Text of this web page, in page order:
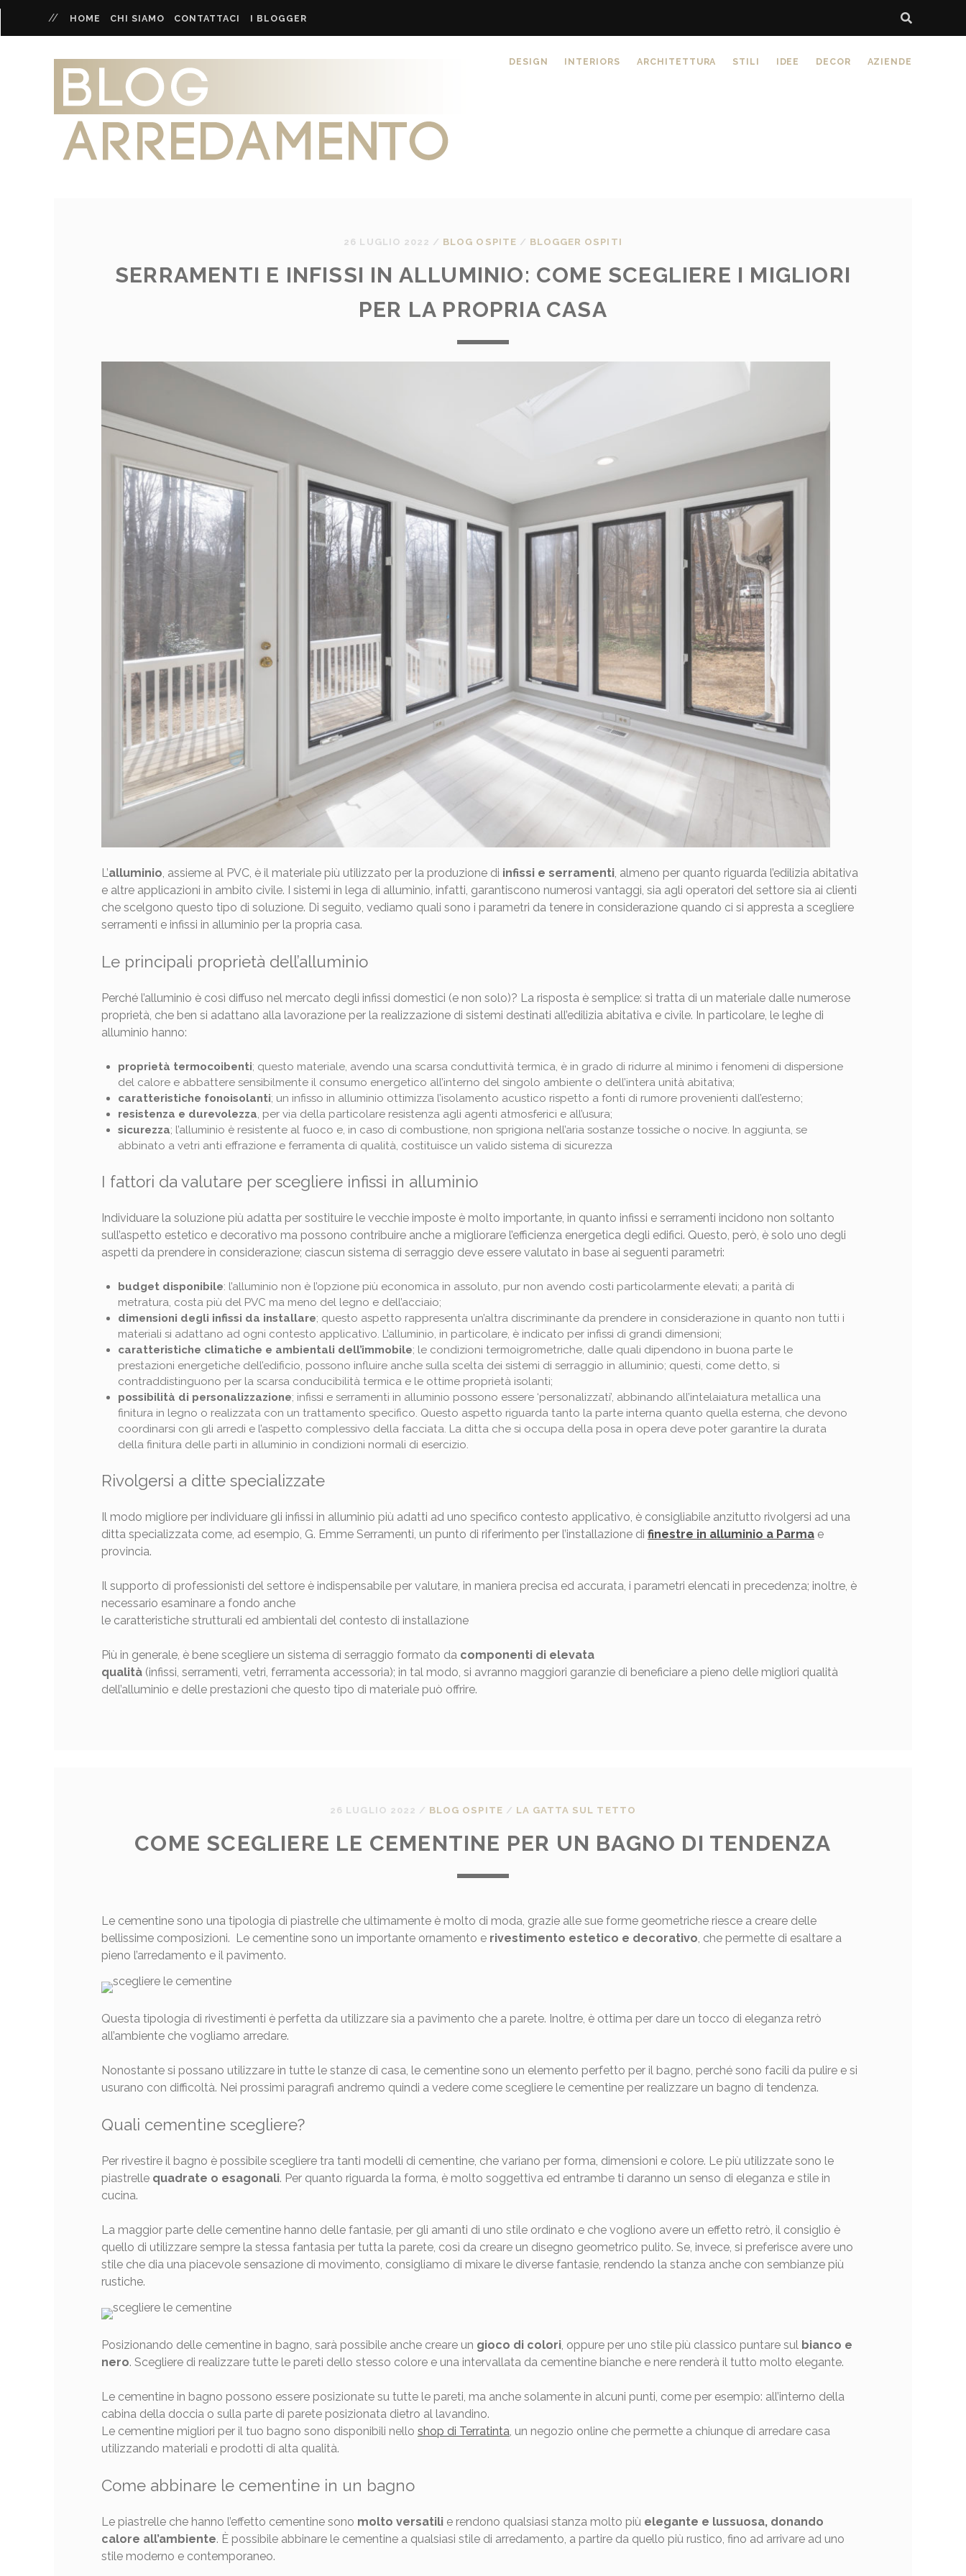
HOME CHI SIAMO CONTATTACI I BLOGGER
DESIGN INTERIORS ARCHITETTURA STILI IDEE DECOR AZIENDE
26 LUGLIO 2022 / BLOG OSPITE / BLOGGER OSPITI
SERRAMENTI E INFISSI IN ALLUMINIO: COME SCEGLIERE I MIGLIORI
PER LA PROPRIA CASA
L’alluminio, assieme al PVC, è il materiale più utilizzato per la produzione di infissi e serramenti, almeno per quanto riguarda l’edilizia abitativa
e altre applicazioni in ambito civile. I sistemi in lega di alluminio, infatti, garantiscono numerosi vantaggi, sia agli operatori del settore sia ai clienti
che scelgono questo tipo di soluzione. Di seguito, vediamo quali sono i parametri da tenere in considerazione quando ci si appresta a scegliere
serramenti e infissi in alluminio per la propria casa.
Le principali proprietà dell’alluminio
Perché l’alluminio è così diffuso nel mercato degli infissi domestici (e non solo)? La risposta è semplice: si tratta di un materiale dalle numerose
proprietà, che ben si adattano alla lavorazione per la realizzazione di sistemi destinati all’edilizia abitativa e civile. In particolare, le leghe di
alluminio hanno:
proprietà termocoibenti; questo materiale, avendo una scarsa conduttività termica, è in grado di ridurre al minimo i fenomeni di dispersione
del calore e abbattere sensibilmente il consumo energetico all’interno del singolo ambiente o dell’intera unità abitativa;
caratteristiche fonoisolanti; un infisso in alluminio ottimizza l’isolamento acustico rispetto a fonti di rumore provenienti dall’esterno;
resistenza e durevolezza, per via della particolare resistenza agli agenti atmosferici e all’usura;
sicurezza; l’alluminio è resistente al fuoco e, in caso di combustione, non sprigiona nell’aria sostanze tossiche o nocive. In aggiunta, se
abbinato a vetri anti effrazione e ferramenta di qualità, costituisce un valido sistema di sicurezza
I fattori da valutare per scegliere infissi in alluminio
Individuare la soluzione più adatta per sostituire le vecchie imposte è molto importante, in quanto infissi e serramenti incidono non soltanto
sull’aspetto estetico e decorativo ma possono contribuire anche a migliorare l’efficienza energetica degli edifici. Questo, però, è solo uno degli
aspetti da prendere in considerazione; ciascun sistema di serraggio deve essere valutato in base ai seguenti parametri:
budget disponibile: l’alluminio non è l’opzione più economica in assoluto, pur non avendo costi particolarmente elevati; a parità di
metratura, costa più del PVC ma meno del legno e dell’acciaio;
dimensioni degli infissi da installare; questo aspetto rappresenta un’altra discriminante da prendere in considerazione in quanto non tutti i
materiali si adattano ad ogni contesto applicativo. L’alluminio, in particolare, è indicato per infissi di grandi dimensioni;
caratteristiche climatiche e ambientali dell’immobile; le condizioni termoigrometriche, dalle quali dipendono in buona parte le
prestazioni energetiche dell’edificio, possono influire anche sulla scelta dei sistemi di serraggio in alluminio; questi, come detto, si
contraddistinguono per la scarsa conducibilità termica e le ottime proprietà isolanti;
possibilità di personalizzazione; infissi e serramenti in alluminio possono essere ‘personalizzati’, abbinando all’intelaiatura metallica una
finitura in legno o realizzata con un trattamento specifico. Questo aspetto riguarda tanto la parte interna quanto quella esterna, che devono
coordinarsi con gli arredi e l’aspetto complessivo della facciata. La ditta che si occupa della posa in opera deve poter garantire la durata
della finitura delle parti in alluminio in condizioni normali di esercizio.
Rivolgersi a ditte specializzate
Il modo migliore per individuare gli infissi in alluminio più adatti ad uno specifico contesto applicativo, è consigliabile anzitutto rivolgersi ad una
ditta specializzata come, ad esempio, G. Emme Serramenti, un punto di riferimento per l’installazione di finestre in alluminio a Parmae
provincia.
Il supporto di professionisti del settore è indispensabile per valutare, in maniera precisa ed accurata, i parametri elencati in precedenza; inoltre, è
necessario esaminare a fondo anche
le caratteristiche strutturali ed ambientali del contesto di installazione
Più in generale, è bene scegliere un sistema di serraggio formato da componenti di elevata
qualità(infissi, serramenti, vetri, ferramenta accessoria); in tal modo, si avranno maggiori garanzie di beneficiare a pieno delle migliori qualità
dell’alluminio e delle prestazioni che questo tipo di materiale può offrire.
26 LUGLIO 2022 / BLOG OSPITE / LA GATTA SUL TETTO
COME SCEGLIERE LE CEMENTINE PER UN BAGNO DI TENDENZA
Le cementine sono una tipologia di piastrelle che ultimamente è molto di moda, grazie alle sue forme geometriche riesce a creare delle
bellissime composizioni. Le cementine sono un importante ornamento e rivestimento estetico e decorativo, che permette di esaltare a
pieno l’arredamento e il pavimento.
Questa tipologia di rivestimenti è perfetta da utilizzare sia a pavimento che a parete. Inoltre, è ottima per dare un tocco di eleganza retrò
all’ambiente che vogliamo arredare.
Nonostante si possano utilizzare in tutte le stanze di casa, le cementine sono un elemento perfetto per il bagno, perché sono facili da pulire e si
usurano con difficoltà. Nei prossimi paragrafi andremo quindi a vedere come scegliere le cementine per realizzare un bagno di tendenza.
Quali cementine scegliere?
Per rivestire il bagno è possibile scegliere tra tanti modelli di cementine, che variano per forma, dimensioni e colore. Le più utilizzate sono le
piastrelle quadrate o esagonali. Per quanto riguarda la forma, è molto soggettiva ed entrambe ti daranno un senso di eleganza e stile in
cucina.
La maggior parte delle cementine hanno delle fantasie, per gli amanti di uno stile ordinato e che vogliono avere un effetto retrò, il consiglio è
quello di utilizzare sempre la stessa fantasia per tutta la parete, così da creare un disegno geometrico pulito. Se, invece, si preferisce avere uno
stile che dia una piacevole sensazione di movimento, consigliamo di mixare le diverse fantasie, rendendo la stanza anche con sembianze più
rustiche.
Posizionando delle cementine in bagno, sarà possibile anche creare un gioco di colori, oppure per uno stile più classico puntare sul bianco e
nero. Scegliere di realizzare tutte le pareti dello stesso colore e una intervallata da cementine bianche e nere renderà il tutto molto elegante.
Le cementine in bagno possono essere posizionate su tutte le pareti, ma anche solamente in alcuni punti, come per esempio: all’interno della
cabina della doccia o sulla parte di parete posizionata dietro al lavandino.
Le cementine migliori per il tuo bagno sono disponibili nello shop di Terratinta, un negozio online che permette a chiunque di arredare casa
utilizzando materiali e prodotti di alta qualità.
Come abbinare le cementine in un bagno
Le piastrelle che hanno l’effetto cementine sono molto versatilie rendono qualsiasi stanza molto più elegante e lussuosa, donando
calore all’ambiente. È possibile abbinare le cementine a qualsiasi stile di arredamento, a partire da quello più rustico, fino ad arrivare ad uno
stile moderno e contemporaneo.